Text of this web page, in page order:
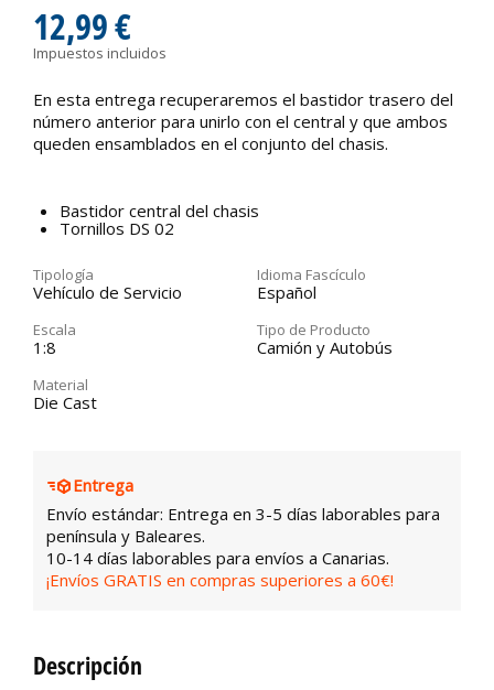
12,99 €
Impuestos incluidos
En esta entrega recuperaremos el bastidor trasero del
número anterior para unirlo con el central y que ambos
queden ensamblados en el conjunto del chasis.
Bastidor central del chasis
Tornillos DS 02
Tipología
Vehículo de Servicio
Idioma Fascículo
Español
Escala
1:8
Tipo de Producto
Camión y Autobús
Material
Die Cast
Entrega
Envío estándar: Entrega en 3-5 días laborables para
península y Baleares.
10-14 días laborables para envíos a Canarias.
¡Envíos GRATIS en compras superiores a 60€!
Descripción